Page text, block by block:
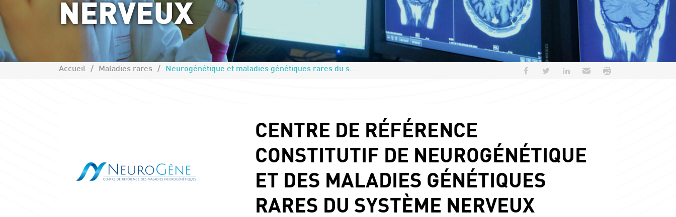
NERVEUX
Accueil Maladies rares Neurogénétique et maladies génétiques rares du système nerveux Partager sur Facebook
Partager sur Twitter
Partager sur LinkedIn
Envoyer par e-mail
CENTRE DE RÉFÉRENCE
CONSTITUTIF DE NEUROGÉNÉTIQUE
ET DES MALADIES GÉNÉTIQUES
RARES DU SYSTÈME NERVEUX